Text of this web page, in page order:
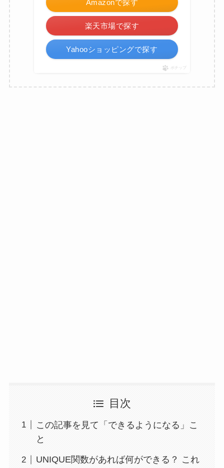
Amazonで探す
楽天市場で探す
Yahooショッピングで探す
ポチップ
目次
この記事を見て「できるようになる」こ
と
UNIQUE関数があれば何ができる？ これ